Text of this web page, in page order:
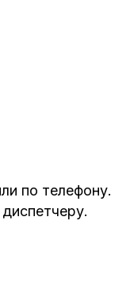
по телефону.